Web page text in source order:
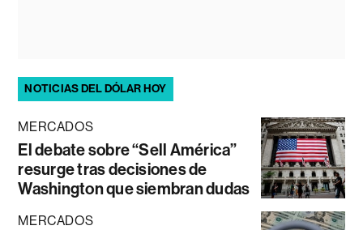
NOTICIAS DEL DÓLAR HOY
MERCADOS
El debate sobre “Sell América”
resurge tras decisiones de
Washington que siembran dudas
MERCADOS